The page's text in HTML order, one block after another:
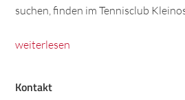
suchen, finden im Tennisclub
weiterlesen
Kontakt